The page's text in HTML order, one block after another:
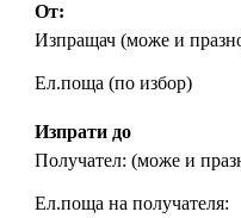
От:
Изпращач (може и
Ел.поща (по избор)
Изпрати до
Получател: (може и
Ел.поща на получателя: